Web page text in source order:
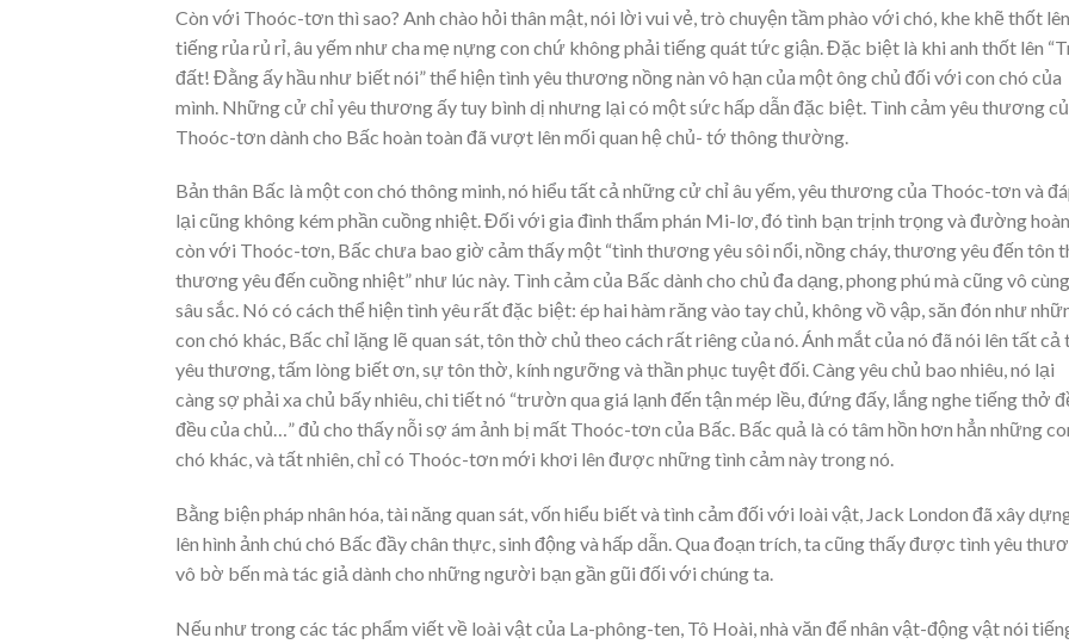
Còn với Thoóc-tơn thì sao? Anh chào hỏi thân mật, nói lời vui vẻ, trò chuyện tầm phào với chó, khe khẽ thốt lên
tiếng rủa rủ rỉ, âu yếm như cha mẹ nựng con chứ không phải tiếng quát tức giận. Đặc biệt là khi anh thốt lên
đất! Đằng ấy hầu như biết nói” thể hiện tình yêu thương nồng nàn vô hạn của một ông chủ đối với con chó của
mình. Những cử chỉ yêu thương ấy tuy bình dị nhưng lại có một sức hấp dẫn đặc biệt. Tình cảm yêu thương
Thoóc-tơn dành cho Bấc hoàn toàn đã vượt lên mối quan hệ chủ- tớ thông thường.
Bản thân Bấc là một con chó thông minh, nó hiểu tất cả những cử chỉ âu yếm, yêu thương của Thoóc-tơn và
lại cũng không kém phần cuồng nhiệt. Đối với gia đình thẩm phán Mi-lơ, đó tình bạn trịnh trọng và đường
còn với Thoóc-tơn, Bấc chưa bao giờ cảm thấy một “tình thương yêu sôi nổi, nồng cháy, thương yêu đến tôn
thương yêu đến cuồng nhiệt” như lúc này. Tình cảm của Bấc dành cho chủ đa dạng, phong phú mà cũng vô cùng
sâu sắc. Nó có cách thể hiện tình yêu rất đặc biệt: ép hai hàm răng vào tay chủ, không vồ vập, săn đón như
con chó khác, Bấc chỉ lặng lẽ quan sát, tôn thờ chủ theo cách rất riêng của nó. Ánh mắt của nó đã nói lên tất cả
yêu thương, tấm lòng biết ơn, sự tôn thờ, kính ngưỡng và thần phục tuyệt đối. Càng yêu chủ bao nhiêu, nó lại
càng sợ phải xa chủ bấy nhiêu, chi tiết nó “trườn qua giá lạnh đến tận mép lều, đứng đấy, lắng nghe tiếng thở
đều của chủ…” đủ cho thấy nỗi sợ ám ảnh bị mất Thoóc-tơn của Bấc. Bấc quả là có tâm hồn hơn hẳn những
chó khác, và tất nhiên, chỉ có Thoóc-tơn mới khơi lên được những tình cảm này trong nó.
Bằng biện pháp nhân hóa, tài năng quan sát, vốn hiểu biết và tình cảm đối với loài vật, Jack London đã xây
lên hình ảnh chú chó Bấc đầy chân thực, sinh động và hấp dẫn. Qua đoạn trích, ta cũng thấy được tình yêu
vô bờ bến mà tác giả dành cho những người bạn gần gũi đối với chúng ta.
Nếu như trong các tác phẩm viết về loài vật của La-phông-ten, Tô Hoài, nhà văn để nhân vật-động vật nói